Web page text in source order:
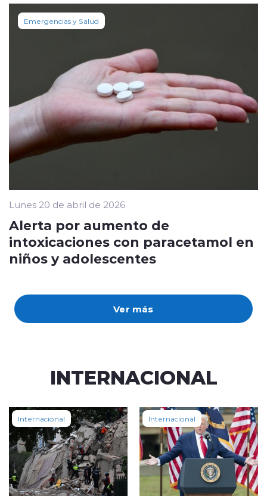
Ver más
Emergencias y Salud
Lunes 20 de abril de 2026
Alerta por aumento de
intoxicaciones con paracetamol en
niños y adolescentes
INTERNACIONAL
Internacional Internacional